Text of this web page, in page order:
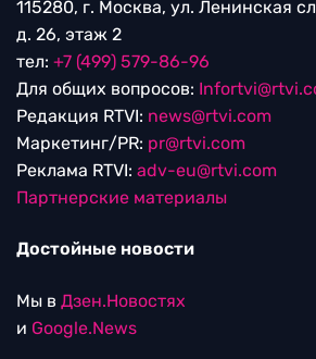
115280, г. Москва, ул. Ленинская
д. 26, этаж 2
тел: +7 (499) 579-86-96
Для общих вопросов:
Редакция RTVI: news@rtvi.com
Маркетинг/PR: pr@rtvi.com
Реклама RTVI: adv-eu@rtvi.com
Партнерские материалы
Достойные новости
Мы в Дзен.Новостях
и Google.News